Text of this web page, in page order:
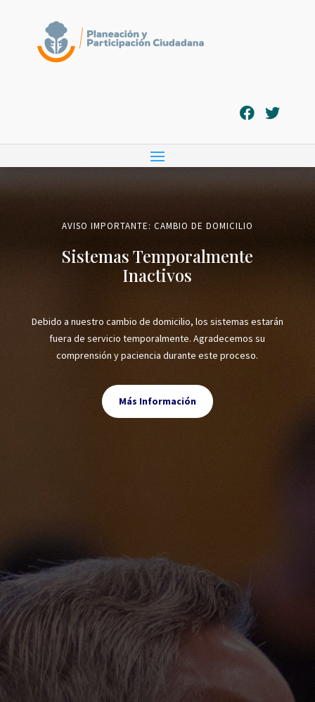
AVISO IMPORTANTE: CAMBIO DE DOMICILIO
Sistemas Temporalmente
Inactivos
Debido a nuestro cambio de domicilio, los sistemas estarán
fuera de servicio temporalmente. Agradecemos su
comprensión y paciencia durante este proceso.
Más Información